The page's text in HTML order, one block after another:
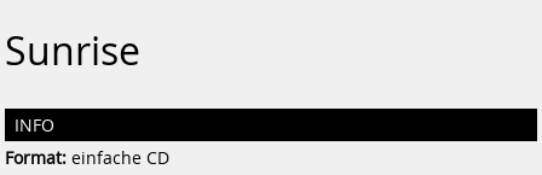
Sunrise
INFO
Format: einfache CD